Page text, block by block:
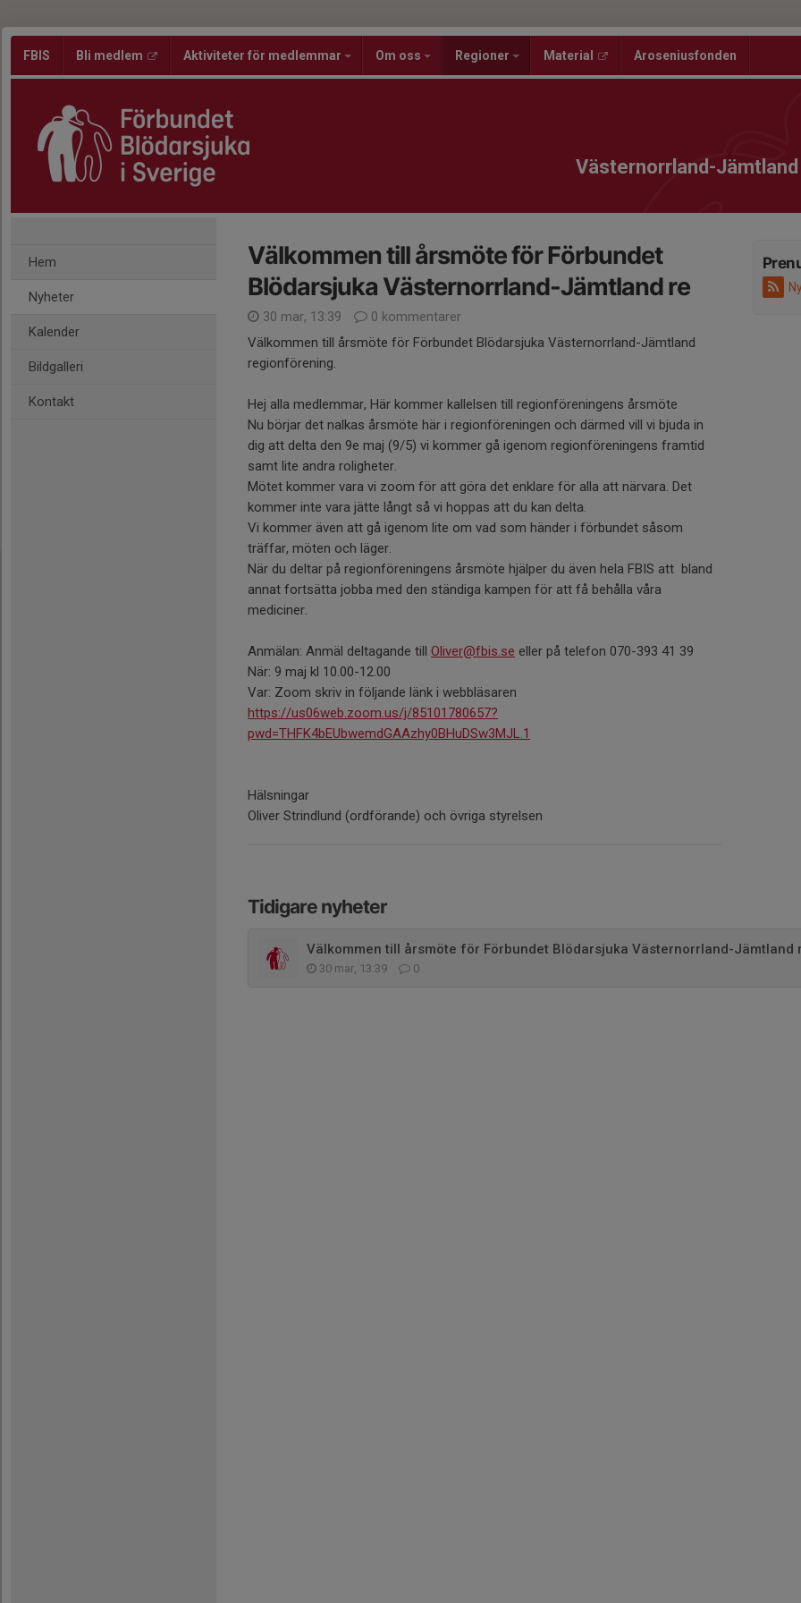
FBIS Bli medlem Aktiviteter för medlemmar Om oss Regioner Material Aroseniusfonden
Västernorrland-
Hem
Nyheter
Kalender
Bildgalleri
Kontakt
Välkommen till årsmöte för Förbundet
Blödarsjuka Västernorrland-Jämtland re
30 mar, 13:39
0 kommentarer
Välkommen till årsmöte för Förbundet Blödarsjuka Västernorrland-Jämtland
regionförening.
Hej alla medlemmar, Här kommer kallelsen till regionföreningens årsmöte
Nu börjar det nalkas årsmöte här i regionföreningen och därmed vill vi bjuda in
dig att delta den 9e maj (9/5) vi kommer gå igenom regionföreningens framtid
samt lite andra roligheter.
Mötet kommer vara vi zoom för att göra det enklare för alla att närvara. Det
kommer inte vara jätte långt så vi hoppas att du kan delta.
Vi kommer även att gå igenom lite om vad som händer i förbundet såsom
träffar, möten och läger.
När du deltar på regionföreningens årsmöte hjälper du även hela FBIS att bland
annat fortsätta jobba med den ständiga kampen för att få behålla våra
mediciner.
Anmälan: Anmäl deltagande till Oliver@fbis.se eller på telefon 070-393 41 39
När: 9 maj kl 10.00-12.00
Var: Zoom skriv in följande länk i webbläsaren
https://us06web.zoom.us/j/85101780657?
pwd=THFK4bEUbwemdGAAzhy0BHuDSw3MJL.1
Hälsningar
Oliver Strindlund (ordförande) och övriga styrelsen
Tidigare nyheter
Välkommen till årsmöte för Förbundet Blödarsjuka Västernorrland-Jämtland
30 mar, 13:39 0